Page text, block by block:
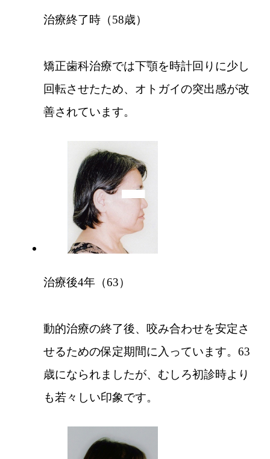
治療終了時（58歳）
矯正歯科治療では下顎を時計回りに少し
回転させたため、オトガイの突出感が改
善されています。
治療後4年（63）
動的治療の終了後、咬み合わせを安定さ
せるための保定期間に入っています。63
歳になられましたが、むしろ初診時より
も若々しい印象です。